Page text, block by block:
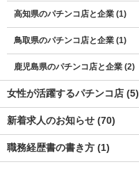
高知県のパチンコ店と企業 (1)
鳥取県のパチンコ店と企業 (1)
鹿児島県のパチンコ店と企業 (2)
女性が活躍するパチンコ店 (5)
新着求人のお知らせ (70)
職務経歴書の書き方 (1)